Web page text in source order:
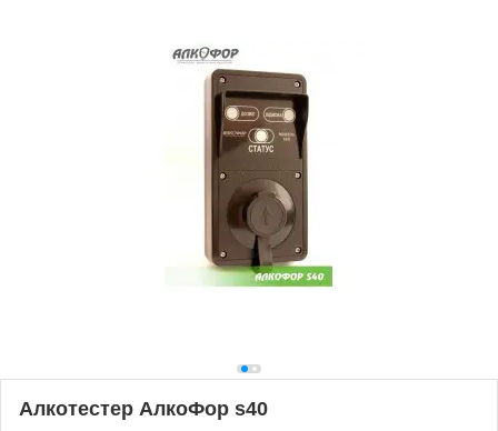
Алкотестер АлкоФор s40